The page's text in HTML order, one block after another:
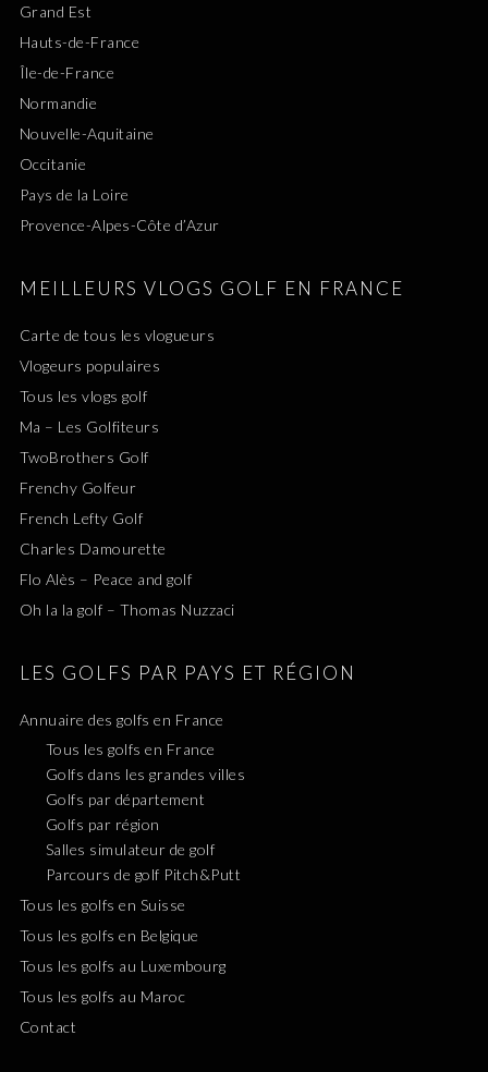
Grand Est
Hauts-de-France
Île-de-France
Normandie
Nouvelle-Aquitaine
Occitanie
Pays de la Loire
Provence-Alpes-Côte d’Azur
MEILLEURS VLOGS GOLF EN FRANCE
Carte de tous les vlogueurs
Vlogeurs populaires
Tous les vlogs golf
Ma – Les Golfiteurs
TwoBrothers Golf
Frenchy Golfeur
French Lefty Golf
Charles Damourette
Flo Alès – Peace and golf
Oh la la golf – Thomas Nuzzaci
LES GOLFS PAR PAYS ET RÉGION
Annuaire des golfs en France
Tous les golfs en France
Golfs dans les grandes villes
Golfs par département
Golfs par région
Salles simulateur de golf
Parcours de golf Pitch&Putt
Tous les golfs en Suisse
Tous les golfs en Belgique
Tous les golfs au Luxembourg
Tous les golfs au Maroc
Contact